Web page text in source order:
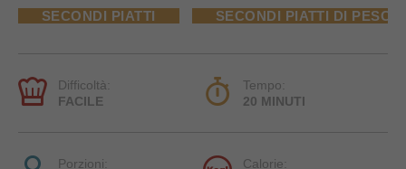
SECONDI PIATTI SECONDI PIATTI DI PESCE
Difficoltà:
FACILE
Tempo:
20 MINUTI
Porzioni:
Calorie: